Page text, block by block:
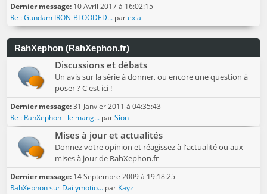
Dernier message: 10 Avril 2017 à 16:02:15
Re : Gundam IRON-BLOODED... parexia
RahXephon (RahXephon.fr)
Discussions et débats
Un avis sur la série à donner, ou encore une question à
poser ? C'est ici !
Dernier message:31 Janvier 2011 à 04:35:43
Re : RahXephon - le mang... parSion
Mises à jour et actualités
Donnez votre opinion et réagissez à l'actualité ou aux
mises à jour de RahXephon.fr
Dernier message: 14 Septembre 2009 à 19:18:25
RahXephon sur Dailymotio... par Kayz